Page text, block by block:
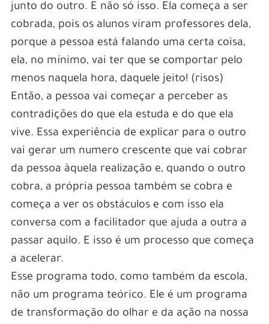
junto do outro. E não só isso. Ela começa a ser
cobrada, pois os alunos viram professores dela,
porque a pessoa está falando uma certa coisa,
ela, no mínimo, vai ter que se comportar pelo
menos naquela hora, daquele jeito! (risos)
Então, a pessoa vai começar a perceber as
contradições do que ela estuda e do que ela
vive. Essa experiência de explicar para o outro
vai gerar um numero crescente que vai cobrar
da pessoa àquela realização e, quando o outro
cobra, a própria pessoa também se cobra e
começa a ver os obstáculos e com isso ela
conversa com a facilitador que ajuda a outra a
passar aquilo. E isso é um processo que começa
a acelerar.
Esse programa todo, como também da escola,
não um programa teórico. Ele é um programa
de transformação do olhar e da ação na nossa